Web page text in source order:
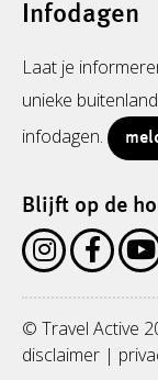
Infodagen
Laat je
unieke
infodagen.
Blijft op de
© Travel Active
disclaimer |